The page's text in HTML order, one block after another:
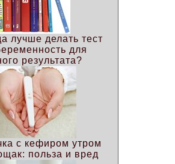
лучше делать тест
для
результата?
с кефиром утром
польза и вред